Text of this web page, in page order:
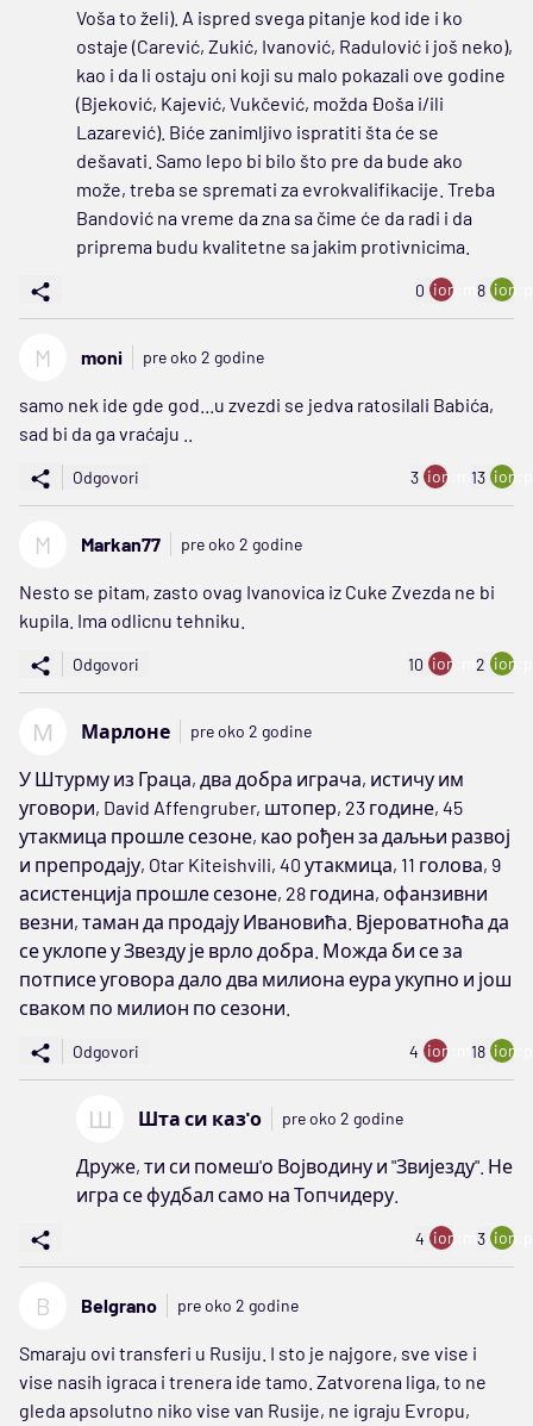
Voša to želi). A ispred svega pitanje kod ide i ko
ostaje (Carević, Zukić, Ivanović, Radulović i još neko),
kao i da li ostaju oni koji su malo pokazali ove godine
(Bjeković, Kajević, Vukčević, možda Đoša i/ili
Lazarević). Biće zanimljivo ispratiti šta će se
dešavati. Samo lepo bi bilo što pre da bude ako
može, treba se spremati za evrokvalifikacije. Treba
Bandović na vreme da zna sa čime će da radi i da
priprema budu kvalitetne sa jakim protivnicima.
0 ion:minus
8
M moni pre oko 2 godine
samo nek ide gde god...u zvezdi se jedva ratosilali Babića,
sad bi da ga vraćaju ..
Odgovori 3 ion:minus
13
M Markan77 pre oko 2 godine
Nesto se pitam, zasto ovag Ivanovica iz Cuke Zvezda ne bi
kupila. Ima odlicnu tehniku.
Odgovori 10 ion:minus
2
М Марлоне pre oko 2 godine
У Штурму из Граца, два добра играча, истичу им
уговори, David Affengruber, штопер, 23 године, 45
утакмица прошле сезоне, као рођен за даљњи развој
и препродају, Otar Kiteishvili, 40 утакмица, 11 голова, 9
асистенција прошле сезоне, 28 година, офанзивни
везни, таман да продају Ивановића. Вјероватноћа да
се уклопе у Звезду је врло добра. Можда би се за
потписе уговора дало два милиона еура укупно и још
сваком по милион по сезони.
Odgovori 4 ion:minus
18
Ш Шта си каз'о pre oko 2 godine
Друже, ти си помеш'о Војводину и "Звијезду". Не
игра се фудбал само на Топчидеру.
4 ion:minus
3
B Belgrano pre oko 2 godine
Smaraju ovi transferi u Rusiju. I sto je najgore, sve vise i
vise nasih igraca i trenera ide tamo. Zatvorena liga, to ne
gleda apsolutno niko vise van Rusije, ne igraju Evropu,